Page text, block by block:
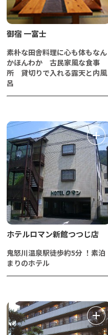
御宿 一富士
素朴な田舎料理に心も体もなん
かほんわか 古民家風な食事
所 貸切りで入れる露天と内風
呂
ホテルロマン新館つつじ店
鬼怒川温泉駅徒歩約5分 ！素泊
まりのホテル